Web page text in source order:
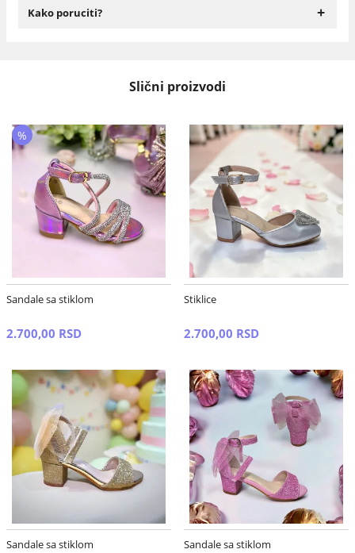
Kako poruciti? +
Slični proizvodi
Sandale sa stiklom
2.700,00 RSD
%
Stiklice
2.700,00 RSD
Sandale sa stiklom Sandale sa stiklom